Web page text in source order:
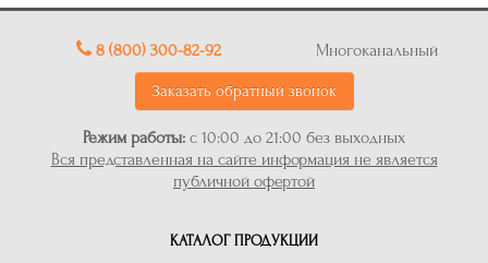
8 (800) 300-82-92 Многоканальный
Заказать обратный звонок
Режим работы: с 10:00 до 21:00 без выходных
Вся представленная на сайте информация не является
публичной офертой
КАТАЛОГ ПРОДУКЦИИ